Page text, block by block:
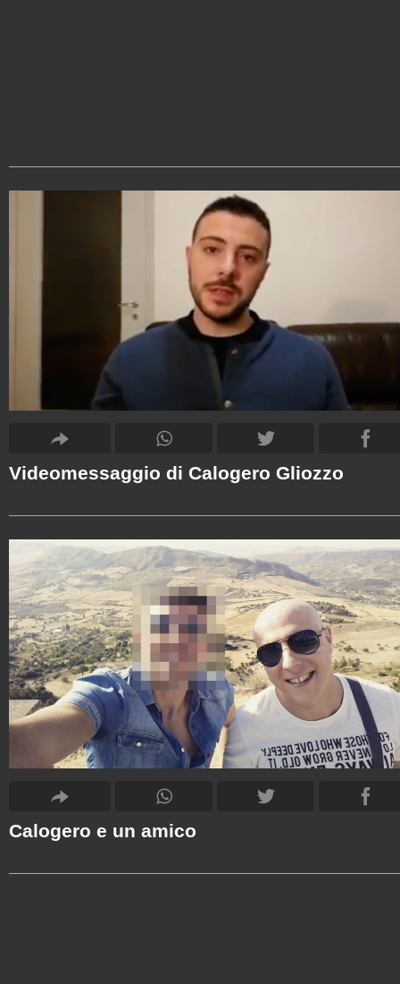
Videomessaggio di Calogero Gliozzo
Calogero e un amico